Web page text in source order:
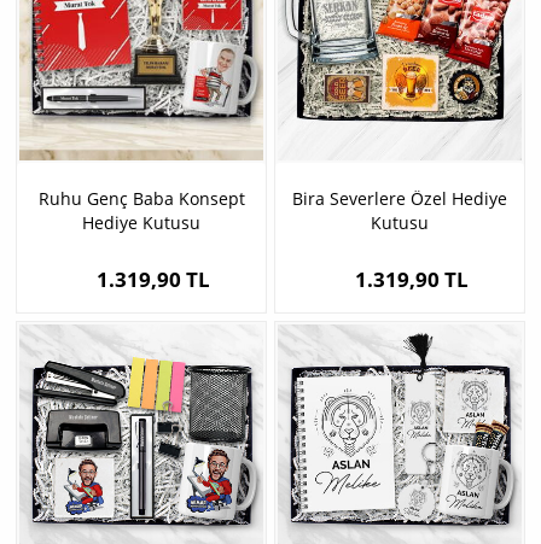
Ruhu Genç Baba Konsept
Hediye Kutusu
1.319,90 TL
Bira Severlere Özel Hediye
Kutusu
1.319,90 TL